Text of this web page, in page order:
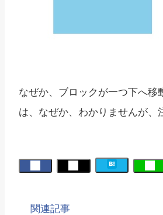
なぜか、ブロックが一つ下へ移
は、なぜか、わかりませんが、
関連記事